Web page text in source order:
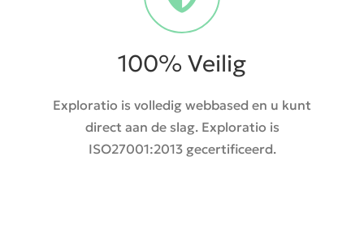
100% Veilig
Exploratio is volledig webbased en u kunt
direct aan de slag. Exploratio is
ISO27001:2013 gecertificeerd.